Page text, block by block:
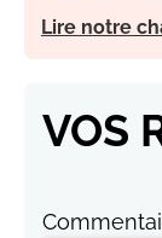
Lire notre
VOS